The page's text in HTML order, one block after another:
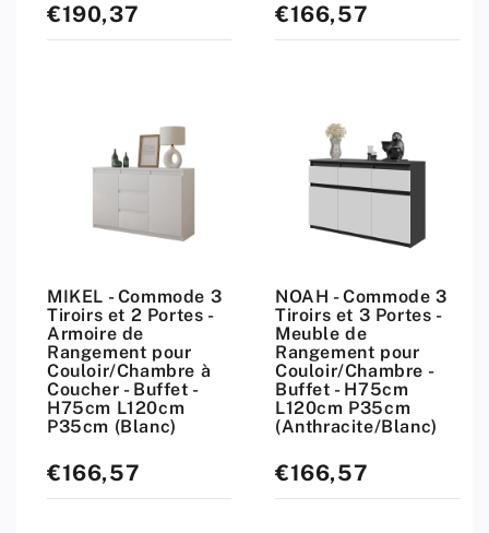
Prix
standard
€190,37
Prix
standard
€166,57
MIKEL - Commode 3
Tiroirs et 2 Portes -
Armoire de
Rangement pour
Couloir/Chambre à
Coucher - Buffet -
H75cm L120cm
P35cm (Blanc)
Prix
standard
€166,57
NOAH - Commode 3
Tiroirs et 3 Portes -
Meuble de
Rangement pour
Couloir/Chambre -
Buffet - H75cm
L120cm P35cm
(Anthracite/Blanc)
Prix
standard
€166,57